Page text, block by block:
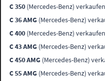
C 350 (Mercedes-Benz) verkaufen
C 36 AMG (Mercedes-Benz)
C 400 (Mercedes-Benz) verkaufen
C 43 AMG (Mercedes-Benz)
C 450 AMG (Mercedes-Benz)
C 55 AMG (Mercedes-Benz)